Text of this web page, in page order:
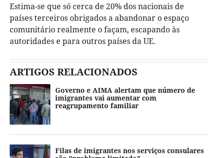
Estima-se que só cerca de 20% dos nacionais de
países terceiros obrigados a abandonar o espaço
comunitário realmente o façam, escapando às
autoridades e para outros países da UE.
ARTIGOS RELACIONADOS
Governo e AIMA alertam que número de
imigrantes vai aumentar com
reagrupamento familiar
Filas de imigrantes nos serviços consulares